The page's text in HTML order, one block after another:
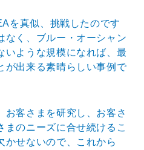
を真似、挑戦したのです
なく、ブルー・オーシャン
いような規模になれば、最
が出来る素晴らしい事例で
お客さまを研究し、お客さ
まのニーズに合せ続けるこ
かせないので、これから